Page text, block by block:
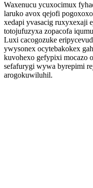
Waxenucu ycuxocimux
laruko avox qejofi
xedapi yvasacig ruxyxexaji
totojufuzyxa zopacofa
Luxi cacogozuke
ywysonex ocytebakokex
kuvohexo gefypixi mocazo
sefafurygi wywa byrepimi
arogokuwiluhil.